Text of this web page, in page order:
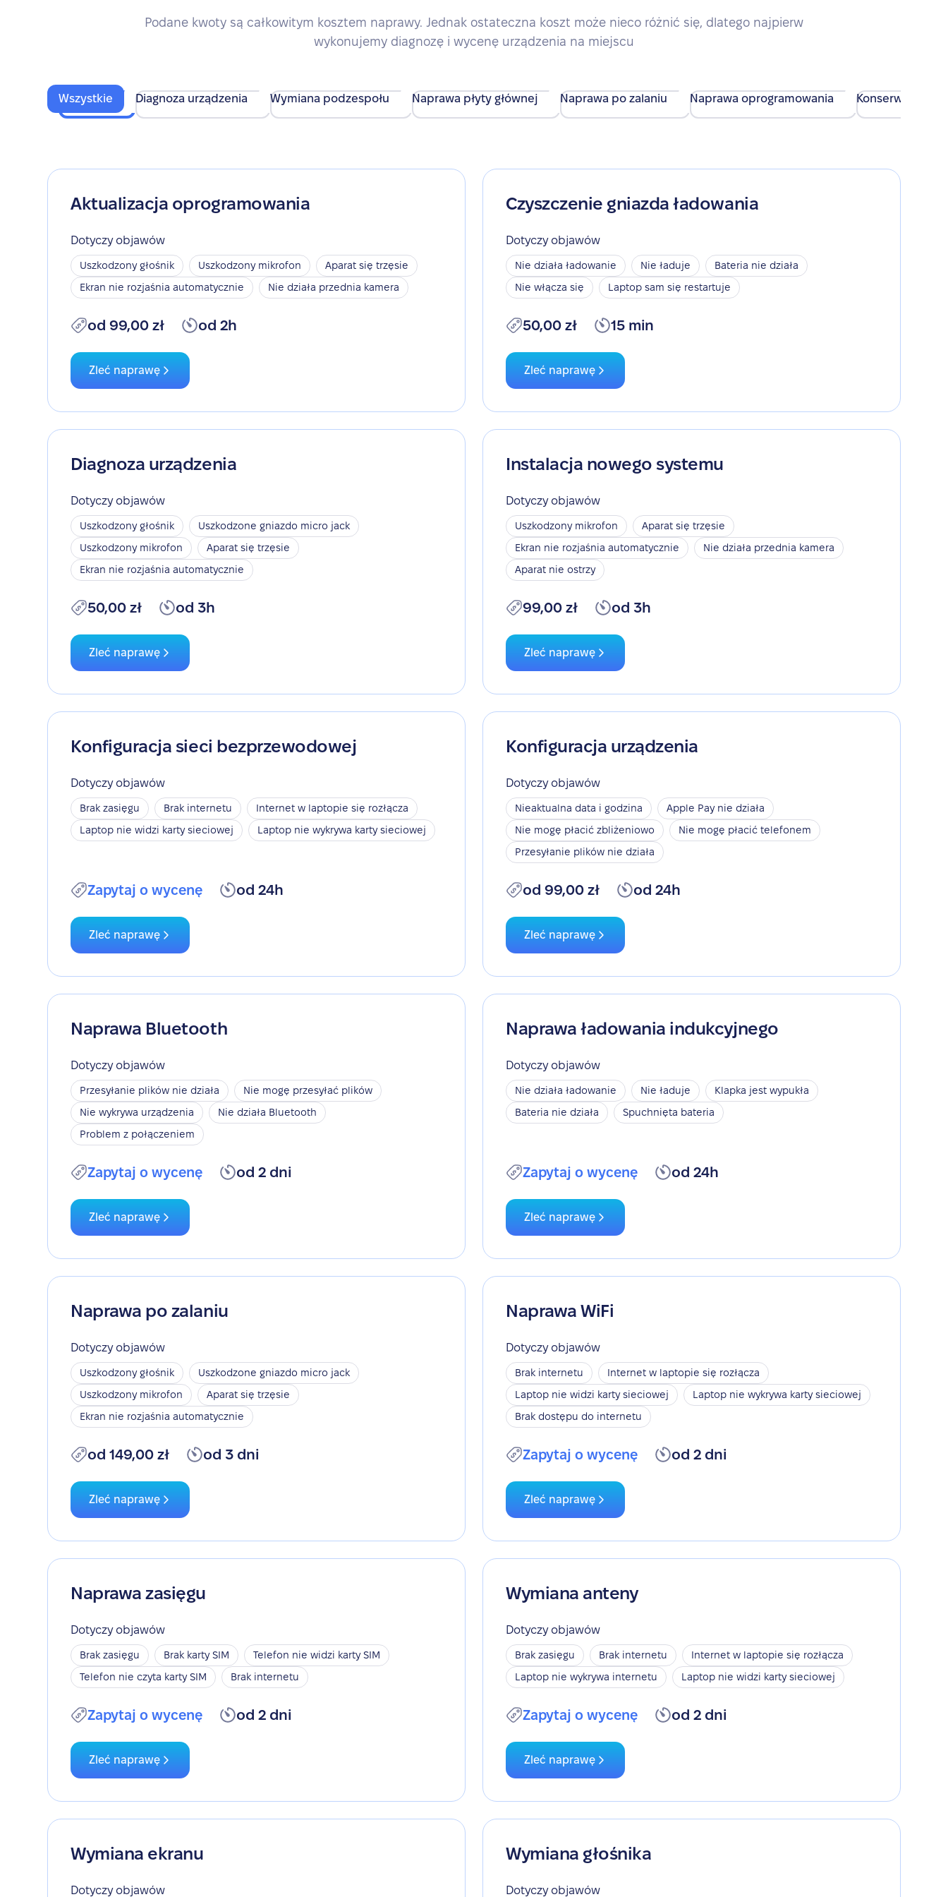
Podane kwoty są całkowitym kosztem naprawy. Jednak ostateczna koszt może nieco różnić się, dlatego najpierw
wykonujemy diagnozę i wycenę urządzenia na miejscu
Wszystkie Diagnoza urządzenia Wymiana podzespołu Naprawa płyty głównej Naprawa po zalaniu Naprawa oprogramowania Konserwacja
Aktualizacja oprogramowania
Dotyczy objawów
Uszkodzony głośnik Uszkodzony mikrofon
Aparat się trzęsie
Ekran nie rozjaśnia automatycznie
Nie działa przednia kamera
od 99,00 zł od 2h
Zleć naprawę
Czyszczenie gniazda ładowania
Dotyczy objawów
Nie działa ładowanie Nie ładuje
Bateria nie działa
Nie włącza się
Laptop sam się restartuje
50,00 zł 15 min
Zleć naprawę
Diagnoza urządzenia
Dotyczy objawów
Uszkodzony głośnik
Uszkodzone gniazdo micro jack
Uszkodzony mikrofon
Aparat się trzęsie
Ekran nie rozjaśnia automatycznie
50,00 zł od 3h
Zleć naprawę
Instalacja nowego systemu
Dotyczy objawów
Uszkodzony mikrofon
Aparat się trzęsie
Ekran nie rozjaśnia automatycznie
Nie działa przednia kamera
Aparat nie ostrzy
99,00 zł od 3h
Zleć naprawę
Konfiguracja sieci bezprzewodowej
Dotyczy objawów
Brak zasięgu Brak internetu
Internet w laptopie się rozłącza
Laptop nie widzi karty sieciowej
Laptop nie wykrywa karty sieciowej
Zapytaj o wycenę od 24h
Zleć naprawę
Konfiguracja urządzenia
Dotyczy objawów
Nieaktualna data i godzina
Apple Pay nie działa
Nie mogę płacić zbliżeniowo
Nie mogę płacić telefonem
Przesyłanie plików nie działa
od 99,00 zł od 24h
Zleć naprawę
Naprawa Bluetooth
Dotyczy objawów
Przesyłanie plików nie działa
Nie mogę przesyłać plików
Nie wykrywa urządzenia
Nie działa Bluetooth
Problem z połączeniem
Zapytaj o wycenę od 2 dni
Zleć naprawę
Naprawa ładowania indukcyjnego
Dotyczy objawów
Nie działa ładowanie Nie ładuje
Klapka jest wypukła
Bateria nie działa
Spuchnięta bateria
Zapytaj o wycenę od 24h
Zleć naprawę
Naprawa po zalaniu
Dotyczy objawów
Uszkodzony głośnik
Uszkodzone gniazdo micro jack
Uszkodzony mikrofon
Aparat się trzęsie
Ekran nie rozjaśnia automatycznie
od 149,00 zł od 3 dni
Zleć naprawę
Naprawa WiFi
Dotyczy objawów
Brak internetu
Internet w laptopie się rozłącza
Laptop nie widzi karty sieciowej
Laptop nie wykrywa karty sieciowej
Brak dostępu do internetu
Zapytaj o wycenę od 2 dni
Zleć naprawę
Naprawa zasięgu
Dotyczy objawów
Brak zasięgu Brak karty SIM
Telefon nie widzi karty SIM
Telefon nie czyta karty SIM
Brak internetu
Zapytaj o wycenę od 2 dni
Zleć naprawę
Wymiana anteny
Dotyczy objawów
Brak zasięgu Brak internetu
Internet w laptopie się rozłącza
Laptop nie wykrywa internetu
Laptop nie widzi karty sieciowej
Zapytaj o wycenę od 2 dni
Zleć naprawę
Wymiana ekranu
Dotyczy objawów
Wymiana głośnika
Dotyczy objawów